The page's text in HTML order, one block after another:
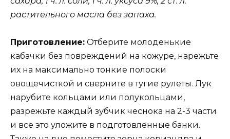
растительного масла без запаха.
Приготовление: Отберите молоденькие
кабачки без повреждений на кожуре, нарежьте
их на максимально тонкие полоски
овощечисткой и сверните в тугие рулеты. Лук
нарубите кольцами или полукольцами,
разрежьте каждый зубчик чеснока на 2-3 части
и все это уложите в подготовленные банки.